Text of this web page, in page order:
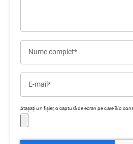
Nume complet*
E-mail*
Atașați un fișier, o captură de ecran pe care îl/o